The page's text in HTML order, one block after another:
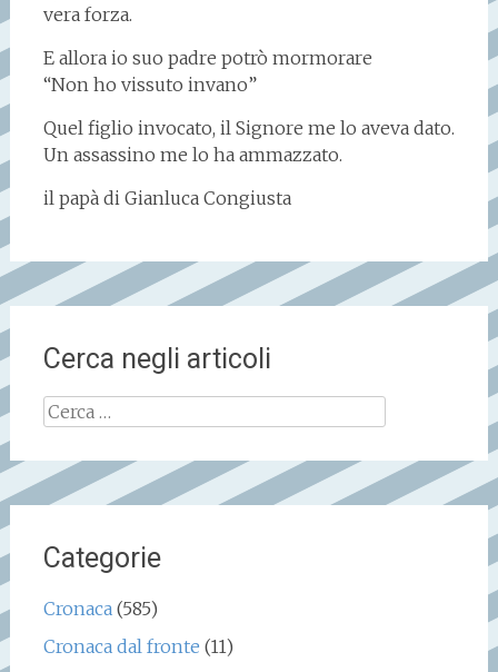
vera forza.
E allora io suo padre potrò mormorare
“Non ho vissuto invano”
Quel figlio invocato, il Signore me lo aveva dato.
Un assassino me lo ha ammazzato.
il papà di Gianluca Congiusta
Cerca negli articoli
Ricerca
Categorie
Cronaca(585)
Cronaca dal fronte (11)